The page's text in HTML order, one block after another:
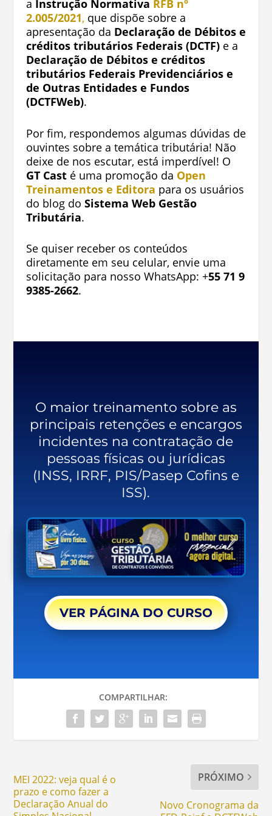
a Instrução Normativa RFB nº
2.005/2021, que dispõe sobre a
apresentação da Declaração de Débitos e
créditos tributários Federais (DCTF)e a
Declaração de Débitos e créditos
tributários Federais Previdenciários e
de Outras Entidades e Fundos
(DCTFWeb).
Por fim, respondemos algumas dúvidas de
ouvintes sobre a temática tributária! Não
deixe de nos escutar, está imperdível! O
GT Casté uma promoção da Open
Treinamentos e Editora para os usuários
do blog do Sistema Web Gestão
Tributária.
Se quiser receber os conteúdos
diretamente em seu celular, envie uma
solicitação para nosso WhatsApp: +55 71 9
9385-2662.
O maior treinamento sobre as
principais retenções e encargos
incidentes na contratação de
pessoas físicas ou jurídicas
(INSS, IRRF, PIS/Pasep Cofins e
ISS).
VER PÁGINA DO CURSO
COMPARTILHAR:
MEI 2022: veja qual é o
prazo e como fazer a
Declaração Anual do
PRÓXIMO
Novo Cronograma da